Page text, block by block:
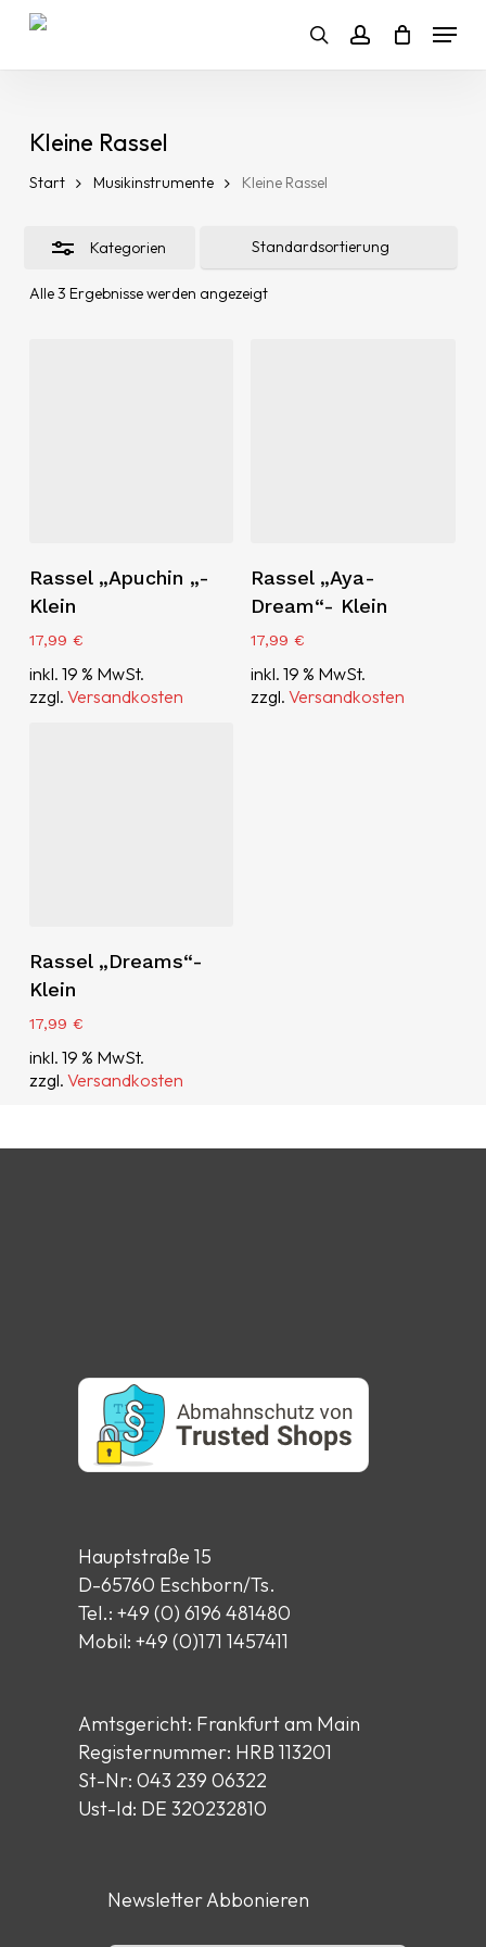
Skip
main
searchaccount
Menu
Kleine Rassel
Start Musikinstrumente Kleine Rassel
Kategorien
Alle 3 Ergebnisse werden angezeigt
Rassel „Apuchin „-
Klein
17,99 €
inkl. 19 % MwSt.
zzgl. Versandkosten
Rassel „Aya-
Dream“- Klein
17,99€
inkl. 19 % MwSt.
zzgl.Versandkosten
Rassel „Dreams“-
Klein
17,99 €
inkl. 19 % MwSt.
zzgl. Versandkosten
Hauptstraße 15
D-65760 Eschborn/Ts.
Tel.: +49 (0) 6196 481480
Mobil: +49 (0)171 1457411
Amtsgericht: Frankfurt am Main
Registernummer: HRB 113201
St-Nr: 043 239 06322
Ust-Id: DE 320232810
Newsletter Abbonieren